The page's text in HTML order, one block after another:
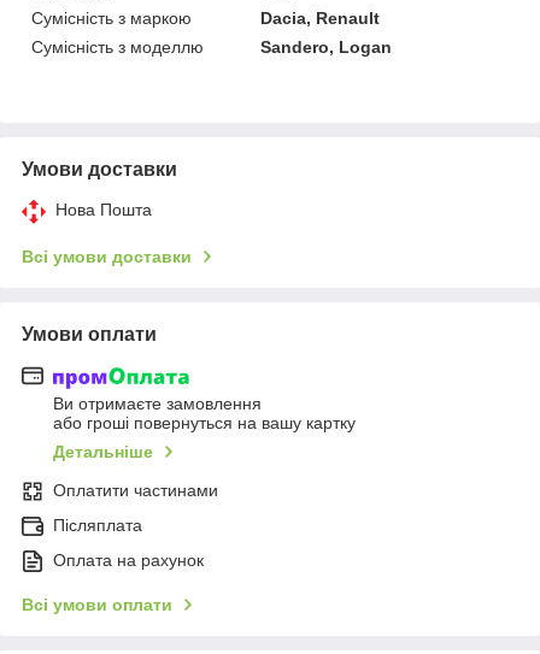
Сумісність з маркою
Dacia, Renault
Сумісність з моделлю
Sandero, Logan
Умови доставки
Нова Пошта
Всі умови доставки
Умови оплати
Ви отримаєте замовлення
або гроші повернуться на вашу картку
Детальніше
Оплатити частинами
Післяплата
Оплата на рахунок
Всі умови оплати